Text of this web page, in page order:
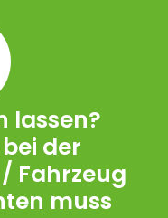
lassen?
der
Fahrzeug
muss